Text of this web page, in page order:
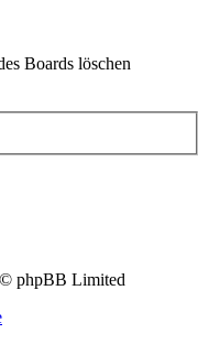
Boards löschen
phpBB Limited